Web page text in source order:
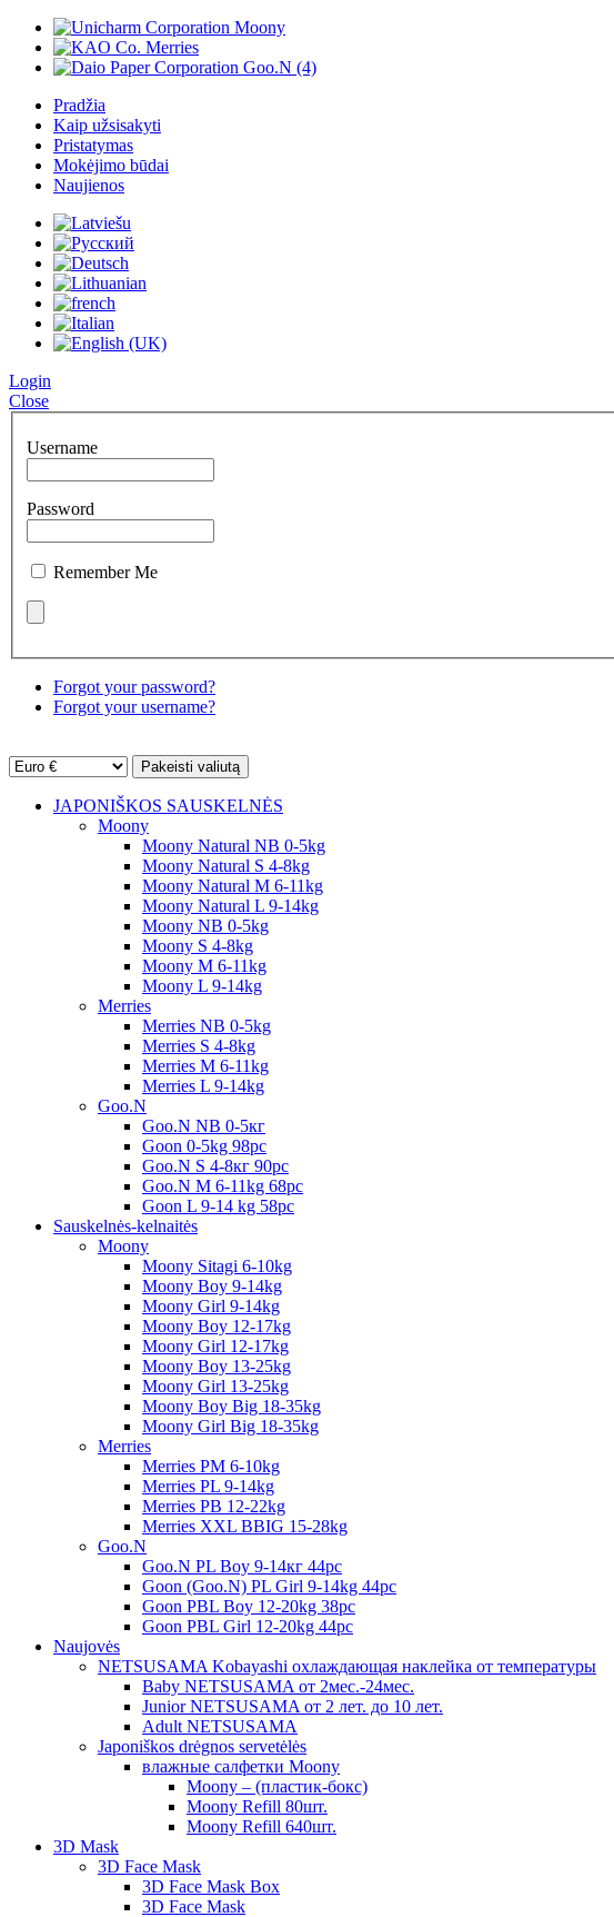
Pradžia
Kaip užsisakyti
Pristatymas
Mokėjimo būdai
Naujienos
Login
Close
Username
Password
Remember Me
Forgot your password?
Forgot your username?
JAPONIŠKOS SAUSKELNĖS
Moony
Moony Natural NB 0-5kg
Moony Natural S 4-8kg
Moony Natural M 6-11kg
Moony Natural L 9-14kg
Moony NB 0-5kg
Moony S 4-8kg
Moony M 6-11kg
Moony L 9-14kg
Merries
Merries NB 0-5kg
Merries S 4-8kg
Merries M 6-11kg
Merries L 9-14kg
Goo.N
Goo.N NB 0-5кг
Goon 0-5kg 98pc
Goo.N S 4-8кг 90pc
Goo.N M 6-11kg 68pc
Goon L 9-14 kg 58pc
Sauskelnės-kelnaitės
Moony
Moony Sitagi 6-10kg
Moony Boy 9-14kg
Moony Girl 9-14kg
Moony Boy 12-17kg
Moony Girl 12-17kg
Moony Boy 13-25kg
Moony Girl 13-25kg
Moony Boy Big 18-35kg
Moony Girl Big 18-35kg
Merries
Merries PM 6-10kg
Merries PL 9-14kg
Merries PB 12-22kg
Merries XXL BBIG 15-28kg
Goo.N
Goo.N PL Boy 9-14кг 44pc
Goon (Goo.N) PL Girl 9-14kg 44pc
Goon PBL Boy 12-20kg 38pc
Goon PBL Girl 12-20kg 44pc
Naujovės
NETSUSAMA Kobayashi охлаждающая наклейка от температуры
Baby NETSUSAMA от 2мес.-24мес.
Junior NETSUSAMA от 2 лет. до 10 лет.
Adult NETSUSAMA
Japoniškos drėgnos servetėlės
влажные салфетки Moony
Moony – (пластик-бокс)
Moony Refill 80шт.
Moony Refill 640шт.
3D Mask
3D Face Mask
3D Face Mask Box
3D Face Mask